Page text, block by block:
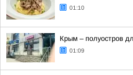
01:10
Крым – полуостров
01:09